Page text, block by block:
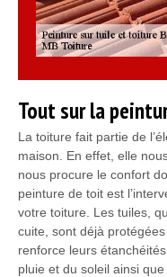
Tout sur la
La toiture fait partie de
maison. En effet, elle
nous procure le confort
peinture de toit est
votre toiture. Les tuiles,
cuite, sont déjà
renforce leurs
pluie et du soleil ainsi